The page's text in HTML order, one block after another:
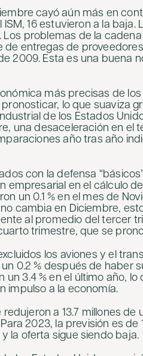
cayó aún más en
16 estuvieron a la baja.
problemas de la
entregas de proveedores
2009. Esta es una buena
más precisas de
lo que suaviza
de los Estados
una desaceleración en el
año tras año
con la defensa
empresarial en el cálculo
un 0.1 % en el mes de
cambia en Diciembre,
al promedio del tercer
trimestre, que se
los aviones y el
0.2 % después de haber
3.4 % en el último año, lo
impulso a la economía.
a 13.7 millones de
2023, la previsión es de
la oferta sigue siendo baja.